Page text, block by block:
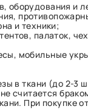
оборудования и
и техники;
палаток,
мобильные
в ткани (до 2-3
считается
При покупке